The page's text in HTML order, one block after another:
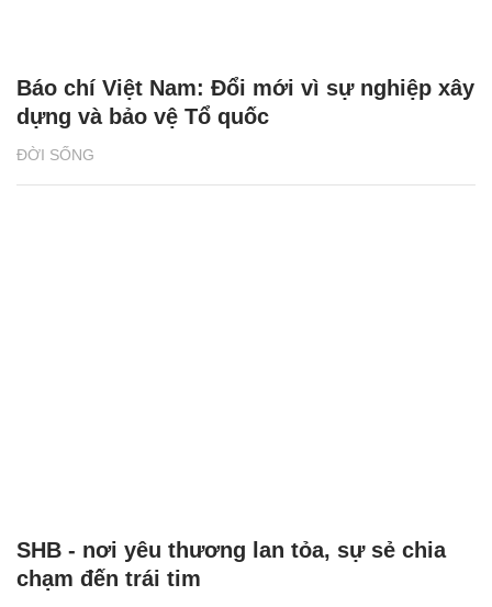
ĐỜI SỐNG
Báo chí Việt Nam: Đổi mới vì sự nghiệp xây
dựng và bảo vệ Tổ quốc
SHB - nơi yêu thương lan tỏa, sự sẻ chia
chạm đến trái tim